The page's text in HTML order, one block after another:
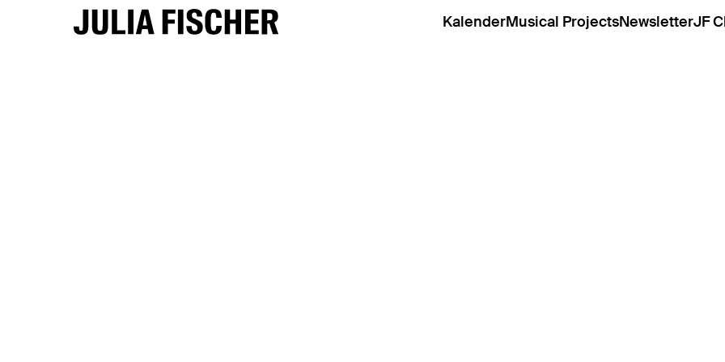
KalenderMusical ProjectsNewsletterJF